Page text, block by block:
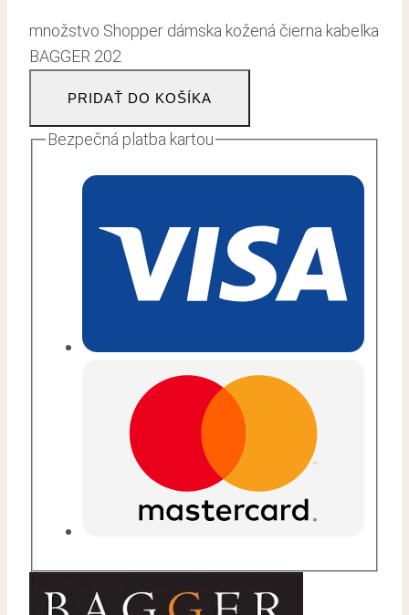
množstvo Shopper dámska kožená čierna kabelka
BAGGER 202
PRIDAŤ DO KOŠÍKA
Bezpečná platba kartou